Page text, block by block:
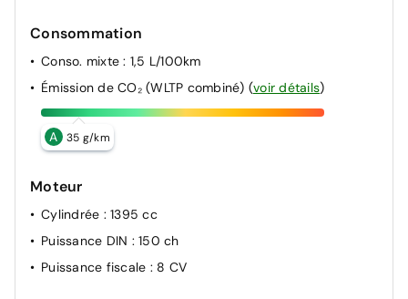
Défauts : pare chocs arrière et spoiler, rayures,
griffures
Défauts : entrées de portes, toutes, rayures, arrière
Pneumatiques : pneus taux restant avg hankook ventus
prime 3x 215/65 r17 99v 6.2mm
prime 3x 215/65 r17 99v 6mm
Airbags de tête pour passagers AV/AR avec Airbags
latéraux AV
Consommation
Conso. mixte: 1,5 L/100km
Émission de CO₂ (WLTP combiné) (voir détails)
A 35 g/km
Moteur
Cylindrée : 1395 cc
Puissance DIN : 150 ch
Puissance fiscale : 8 CV